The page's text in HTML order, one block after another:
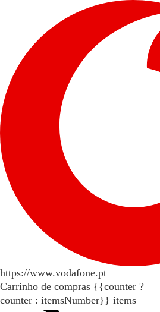
https://www.vodafone.pt
Carrinho de compras {{counter ?
counter : itemsNumber}} items